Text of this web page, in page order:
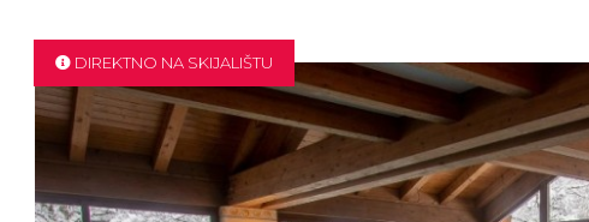
DIREKTNO NA SKIJALIŠTU